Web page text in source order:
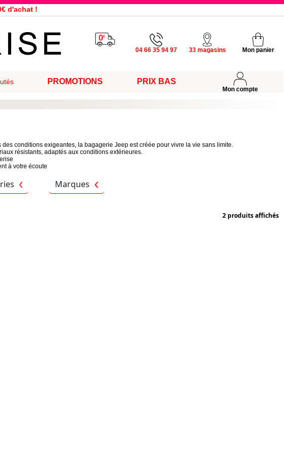
d'achat !
12h, du lundi au vendredi
chez vous ?
04 66 35 94 97 33 magasins Mon panier
PROMOTIONS PRIX BAS
Mon compte
conditions exigeantes, la bagagerie Jeep est créée pour vivre la vie sans limite.
résistants, adaptés aux conditions extérieures.
à votre écoute
Marques
2 produits affichés